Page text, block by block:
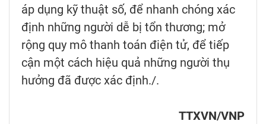
áp dụng kỹ thuật số, để nhanh chóng xác
định những người dễ bị tổn thương; mở
rộng quy mô thanh toán điện tử, để tiếp
cận một cách hiệu quả những người thụ
hưởng đã được xác định./.
TTXVN/VNP